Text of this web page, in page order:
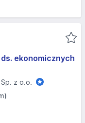
ekonomicznych
Sp. z o.o.